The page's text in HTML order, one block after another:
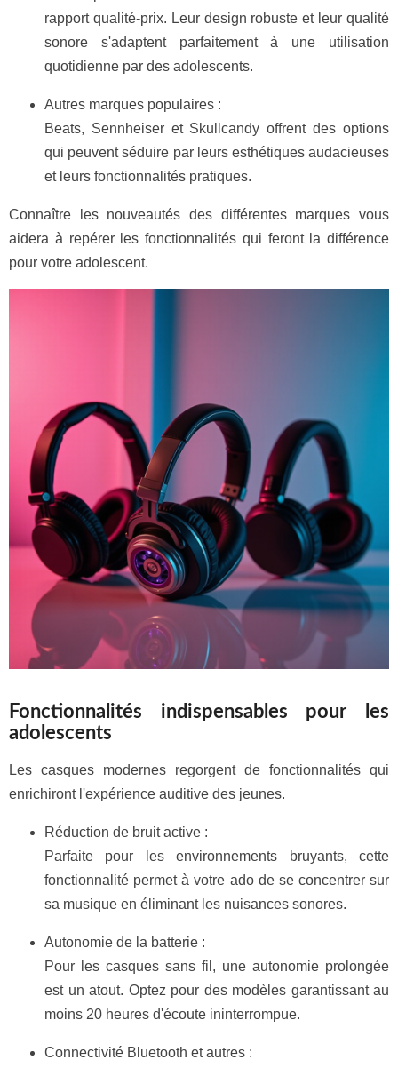
rapport qualité-prix. Leur design robuste et leur qualité
sonore s'adaptent parfaitement à une utilisation
quotidienne par des adolescents.
Autres marques populaires :
Beats, Sennheiser et Skullcandy offrent des options
qui peuvent séduire par leurs esthétiques audacieuses
et leurs fonctionnalités pratiques.
Connaître les nouveautés des différentes marques vous
aidera à repérer les fonctionnalités qui feront la différence
pour votre adolescent.
Fonctionnalités indispensables pour les
adolescents
Les casques modernes regorgent de fonctionnalités qui
enrichiront l'expérience auditive des jeunes.
Réduction de bruit active :
Parfaite pour les environnements bruyants, cette
fonctionnalité permet à votre ado de se concentrer sur
sa musique en éliminant les nuisances sonores.
Autonomie de la batterie :
Pour les casques sans fil, une autonomie prolongée
est un atout. Optez pour des modèles garantissant au
moins 20 heures d'écoute ininterrompue.
Connectivité Bluetooth et autres :